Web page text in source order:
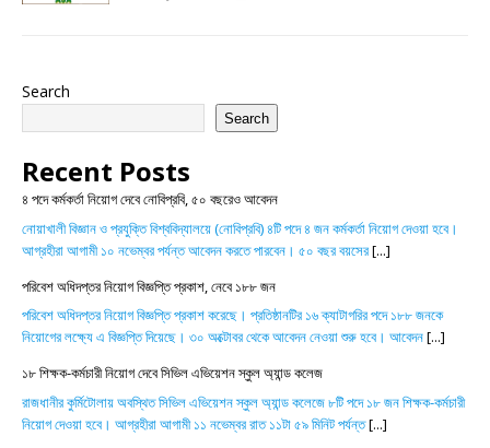
Search
Search
Recent Posts
৪ পদে কর্মকর্তা নিয়োগ দেবে নোবিপ্রবি, ৫০ বছরেও আবেদন
নোয়াখালী বিজ্ঞান ও প্রযুক্তি বিশ্ববিদ্যালয়ে (নোবিপ্রবি) ৪টি পদে ৪ জন কর্মকর্তা নিয়োগ দেওয়া হবে।
আগ্রহীরা আগামী ১০ নভেম্বর পর্যন্ত আবেদন করতে পারবেন। ৫০ বছর বয়সের[...]
পরিবেশ অধিদপ্তর নিয়োগ বিজ্ঞপ্তি প্রকাশ, নেবে ১৮৮ জন
পরিবেশ অধিদপ্তর নিয়োগ বিজ্ঞপ্তি প্রকাশ করেছে। প্রতিষ্ঠানটির ১৬ ক্যাটাগরির পদে ১৮৮ জনকে
নিয়োগের লক্ষ্যে এ বিজ্ঞপ্তি দিয়েছে। ৩০ অক্টোবর থেকে আবেদন নেওয়া শুরু হবে। আবেদন[...]
১৮ শিক্ষক-কর্মচারী নিয়োগ দেবে সিভিল এভিয়েশন স্কুল অ্যান্ড কলেজ
রাজধানীর কুর্মিটোলায় অবস্থিত সিভিল এভিয়েশন স্কুল অ্যান্ড কলেজে ৮টি পদে ১৮ জন শিক্ষক-কর্মচারী
নিয়োগ দেওয়া হবে। আগ্রহীরা আগামী ১১ নভেম্বর রাত ১১টা ৫৯ মিনিট পর্যন্ত[...]